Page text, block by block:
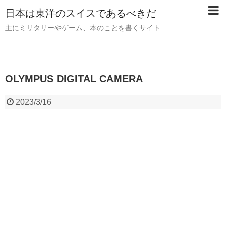
日本は東洋のスイスであるべきだ
主にミリタリーやゲーム、本のことを書くサイト
OLYMPUS DIGITAL CAMERA
2023/3/16